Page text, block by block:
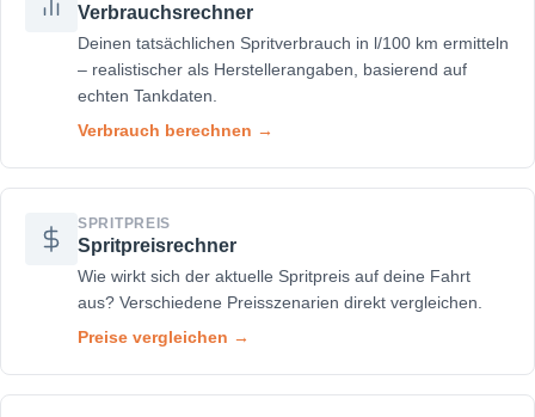
Verbrauchsrechner
Deinen tatsächlichen Spritverbrauch in l/100 km ermitteln
– realistischer als Herstellerangaben, basierend auf
echten Tankdaten.
Verbrauch berechnen →
SPRITPREIS
Spritpreisrechner
Wie wirkt sich der aktuelle Spritpreis auf deine Fahrt
aus? Verschiedene Preisszenarien direkt vergleichen.
Preise vergleichen →